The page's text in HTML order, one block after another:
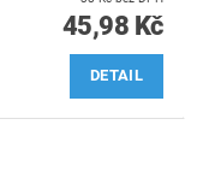
45,98 Kč
DETAIL